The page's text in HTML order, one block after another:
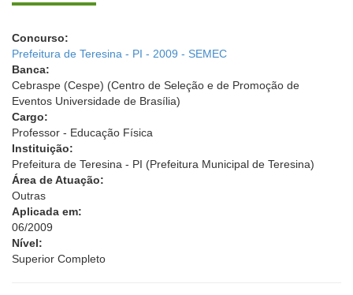
Concurso:
Prefeitura de Teresina - PI - 2009 - SEMEC
Banca:
Cebraspe (Cespe) (Centro de Seleção e de Promoção de
Eventos Universidade de Brasília)
Cargo:
Professor - Educação Física
Instituição:
Prefeitura de Teresina - PI (Prefeitura Municipal de Teresina)
Área de Atuação:
Outras
Aplicada em:
06/2009
Nível:
Superior Completo